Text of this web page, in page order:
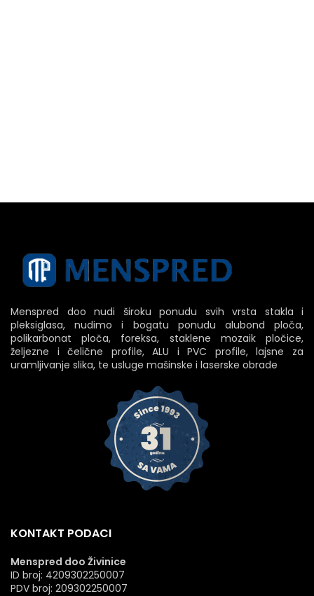
Menspred doo nudi široku ponudu svih vrsta stakla i
pleksiglasa, nudimo i bogatu ponudu alubond ploča,
polikarbonat ploča, foreksa, staklene mozaik pločice,
željezne i čelične profile, ALU i PVC profile, lajsne za
uramljivanje slika, te usluge mašinske i laserske obrade
KONTAKT PODACI
Menspred doo Živinice
ID broj: 4209302250007
PDV broj: 209302250007